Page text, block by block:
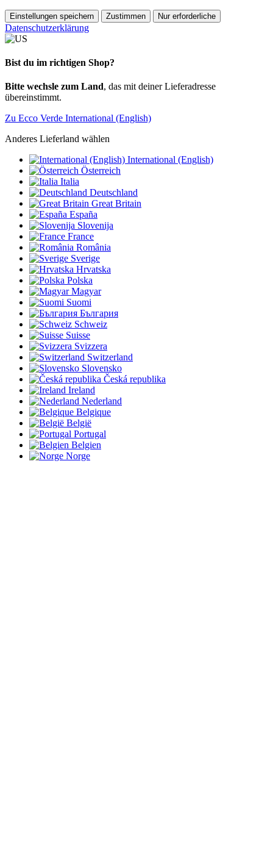
Einstellungen speichern Zustimmen Nur erforderliche
Datenschutzerklärung
Bist du im richtigen Shop?
Bitte wechsle zum Land, das mit deiner Lieferadresse
übereinstimmt.
Zu Ecco Verde International (English)
Anderes Lieferland wählen
International (English)
Österreich
Italia
Deutschland
Great Britain
España
Slovenija
France
România
Sverige
Hrvatska
Polska
Magyar
Suomi
България
Schweiz
Suisse
Svizzera
Switzerland
Slovensko
Česká republika
Ireland
Nederland
Belgique
België
Portugal
Belgien
Norge